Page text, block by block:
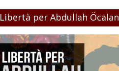
Libertà per Abdullah Öcalan